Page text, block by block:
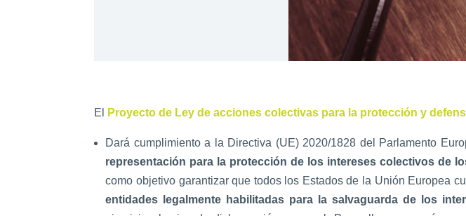
El Proyecto de Ley de acciones colectivas para la protección y
Dará cumplimiento a la Directiva (UE) 2020/1828 del Parlamento
representación para la protección de los intereses colectivos de
como objetivo garantizar que todos los Estados de la Unión Europea
entidades legalmente habilitadas para la salvaguarda de los